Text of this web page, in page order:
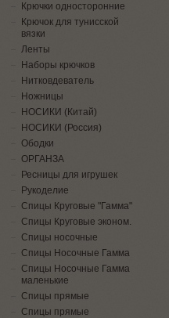
Крючки односторонние
Крючок для тунисской
вязки
Ленты
Наборы крючков
Нитковдеватель
Ножницы
НОСИКИ (Китай)
НОСИКИ (Россия)
Ободки
ОРГАНЗА
Ресницы для игрушек
Рукоделие
Спицы Круговые "Гамма"
Спицы Круговые эконом.
Спицы носочные
Спицы Носочные Гамма
Спицы Носочные Гамма
маленькие
Спицы прямые
Спицы прямые